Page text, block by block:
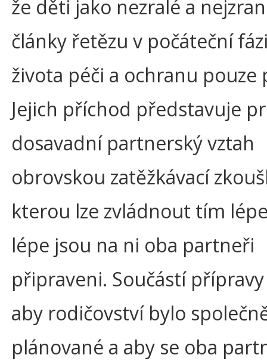
že děti jako nezralé a
články řetězu v počáteční
života péči a ochranu pouze
Jejich příchod představuje
dosavadní partnerský vztah
obrovskou zatěžkávací
kterou lze zvládnout tím
lépe jsou na ni oba partneři
připraveni. Součástí
aby rodičovství bylo
plánované a aby se oba